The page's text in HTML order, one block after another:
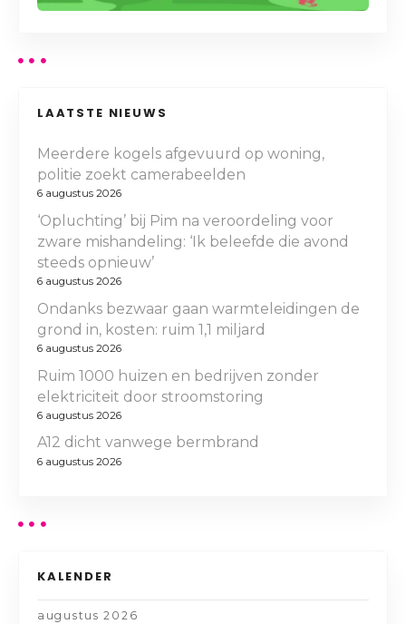
LAATSTE NIEUWS
Meerdere kogels afgevuurd op woning,
politie zoekt camerabeelden
6 augustus 2026
‘Opluchting’ bij Pim na veroordeling voor
zware mishandeling: ‘Ik beleefde die avond
steeds opnieuw’
6 augustus 2026
Ondanks bezwaar gaan warmteleidingen de
grond in, kosten: ruim 1,1 miljard
6 augustus 2026
Ruim 1000 huizen en bedrijven zonder
elektriciteit door stroomstoring
6 augustus 2026
A12 dicht vanwege bermbrand
6 augustus 2026
KALENDER
augustus 2026